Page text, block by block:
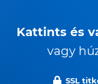
Kattints és
vagy
SSL